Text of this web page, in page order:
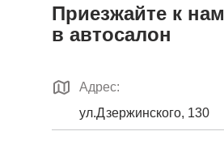
Адрес:
ул.Дзержинского, 130
Приезжайте к нам
в автосалон